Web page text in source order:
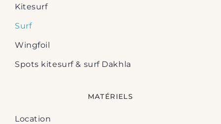
Kitesurf
Surf
Wingfoil
Spots kitesurf & surf Dakhla
MATÉRIELS
Location